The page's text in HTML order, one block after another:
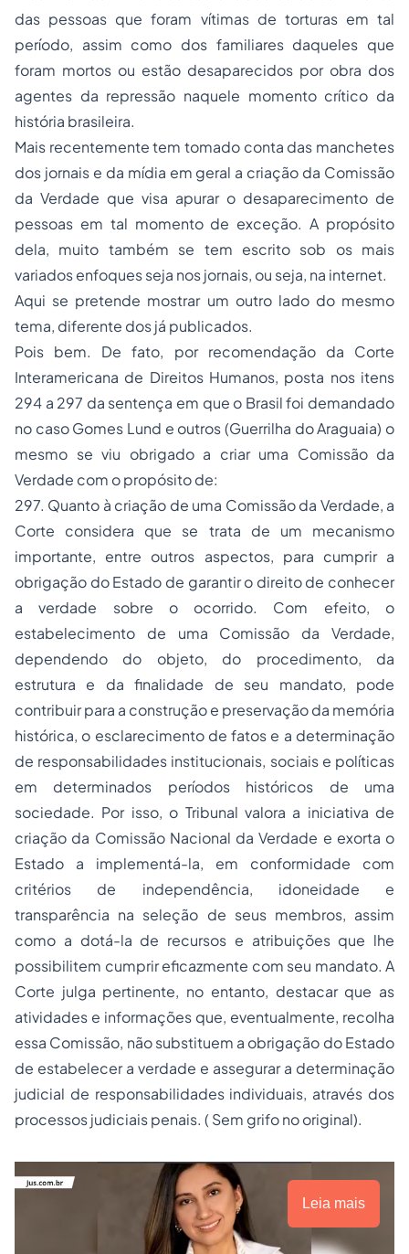
das pessoas que foram vítimas de torturas em tal
período, assim como dos familiares daqueles que
foram mortos ou estão desaparecidos por obra dos
agentes da repressão naquele momento crítico da
história brasileira.
Mais recentemente tem tomado conta das manchetes
dos jornais e da mídia em geral a criação da Comissão
da Verdade que visa apurar o desaparecimento de
pessoas em tal momento de exceção. A propósito
dela, muito também se tem escrito sob os mais
variados enfoques seja nos jornais, ou seja, na internet.
Aqui se pretende mostrar um outro lado do mesmo
tema, diferente dos já publicados.
Pois bem. De fato, por recomendação da Corte
Interamericana de Direitos Humanos, posta nos itens
294 a 297 da sentença em que o Brasil foi demandado
no caso Gomes Lund e outros (Guerrilha do Araguaia) o
mesmo se viu obrigado a criar uma Comissão da
Verdade com o propósito de:
297. Quanto à criação de uma Comissão da Verdade, a
Corte considera que se trata de um mecanismo
importante, entre outros aspectos, para cumprir a
obrigação do Estado de garantir o direito de conhecer
a verdade sobre o ocorrido. Com efeito, o
estabelecimento de uma Comissão da Verdade,
dependendo do objeto, do procedimento, da
estrutura e da finalidade de seu mandato, pode
contribuir para a construção e preservação da memória
histórica, o esclarecimento de fatos e a determinação
de responsabilidades institucionais, sociais e políticas
em determinados períodos históricos de uma
sociedade. Por isso, o Tribunal valora a iniciativa de
criação da Comissão Nacional da Verdade e exorta o
Estado a implementá-la, em conformidade com
critérios de independência, idoneidade e
transparência na seleção de seus membros, assim
como a dotá-la de recursos e atribuições que lhe
possibilitem cumprir eficazmente com seu mandato. A
Corte julga pertinente, no entanto, destacar que as
atividades e informações que, eventualmente, recolha
essa Comissão, não substituem a obrigação do Estado
de estabelecer a verdade e assegurar a determinação
judicial de responsabilidades individuais, através dos
processos judiciais penais. ( Sem grifo no original).
Leia mais